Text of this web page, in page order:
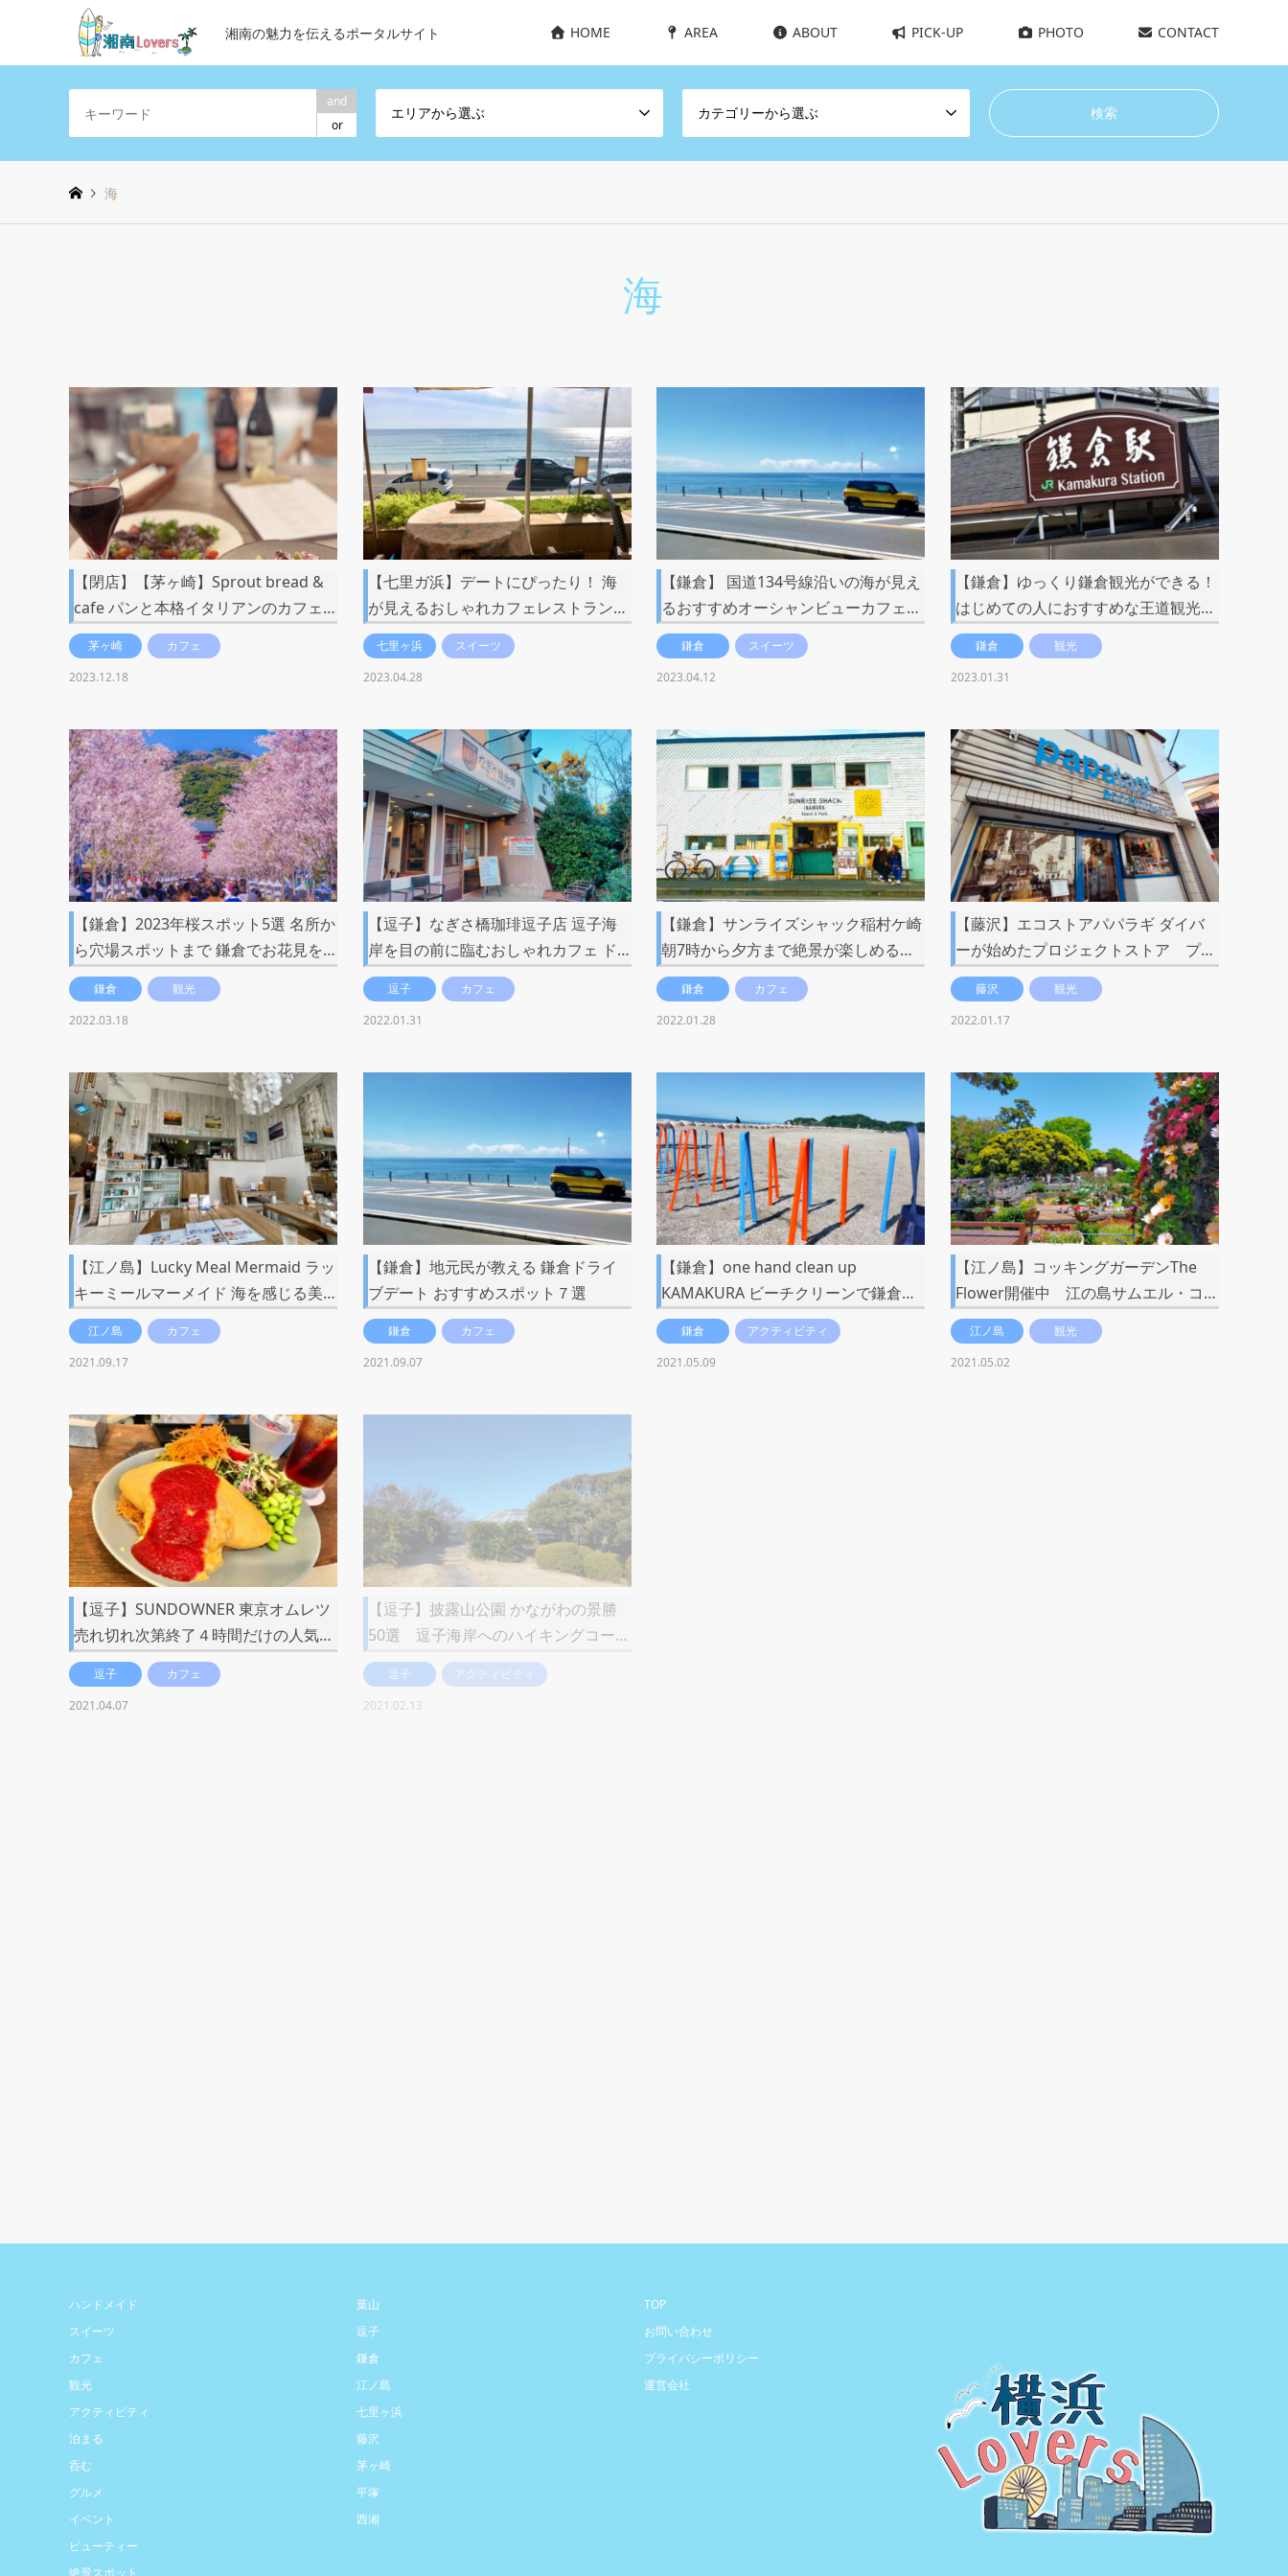
湘南の魅力を伝えるポータルサイト HOME AREA ABOUT PICK-UP PHOTO CONTACT
and
or
エリアから選ぶ カテゴリーから選ぶ
海
海
【閉店】【茅ヶ崎】Sprout bread &
cafe パンと本格イタリアンのカフェ…
茅ヶ崎
カフェ
2023.12.18
【七里ガ浜】デートにぴったり！ 海
が見えるおしゃれカフェレストラン…
七里ヶ浜
スイーツ
2023.04.28
【鎌倉】 国道134号線沿いの海が見え
るおすすめオーシャンビューカフェ…
鎌倉
スイーツ
2023.04.12
【鎌倉】ゆっくり鎌倉観光ができる！
はじめての人におすすめな王道観光…
鎌倉
観光
2023.01.31
【鎌倉】2023年桜スポット5選 名所か
ら穴場スポットまで 鎌倉でお花見を…
鎌倉
観光
2022.03.18
【逗子】なぎさ橋珈琲逗子店 逗子海
岸を目の前に臨むおしゃれカフェ ド…
逗子
カフェ
2022.01.31
【鎌倉】サンライズシャック稲村ケ崎
朝7時から夕方まで絶景が楽しめる…
鎌倉
カフェ
2022.01.28
【藤沢】エコストアパパラギ ダイバ
ーが始めたプロジェクトストア プ…
藤沢
観光
2022.01.17
【江ノ島】Lucky Meal Mermaid ラッ
キーミールマーメイド 海を感じる美…
江ノ島
カフェ
2021.09.17
【鎌倉】地元民が教える 鎌倉ドライ
ブデート おすすめスポット７選
鎌倉
カフェ
2021.09.07
【鎌倉】one hand clean up
KAMAKURA ビーチクリーンで鎌倉…
鎌倉
アクティビティ
2021.05.09
【江ノ島】コッキングガーデンThe
Flower開催中 江の島サムエル・コ…
江ノ島
観光
2021.05.02
【逗子】SUNDOWNER 東京オムレツ
売れ切れ次第終了４時間だけの人気…
逗子
カフェ
2021.04.07
【逗子】披露山公園 かながわの景勝
50選 逗子海岸へのハイキングコー…
逗子
アクティビティ
2021.02.13
ハンドメイド
スイーツ
カフェ
観光
アクティビティ
泊まる
呑む
グルメ
イベント
ビューティー
絶景スポット
葉山
逗子
鎌倉
江ノ島
七里ヶ浜
藤沢
茅ヶ崎
平塚
西湘
TOP
お問い合わせ
プライバシーポリシー
運営会社